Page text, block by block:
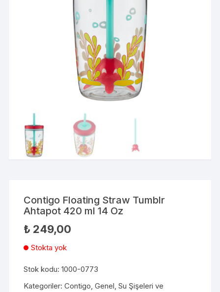
Contigo Floating Straw Tumblr
Ahtapot 420 ml 14 Oz
₺ 249,00
Stokta yok
Stok kodu:1000-0773
Kategoriler:Contigo ,Genel ,Su Şişeleri ve